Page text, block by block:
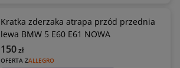
Kratka zderzaka atrapa przód przednia
lewa BMW 5 E60 E61 NOWA
OFERTA ZALLEGRO
150zł